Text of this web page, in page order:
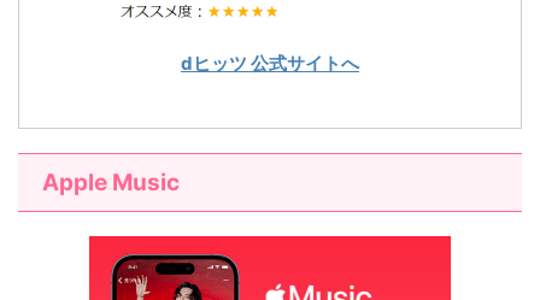
dヒッツ 公式サイトへ
Apple Music